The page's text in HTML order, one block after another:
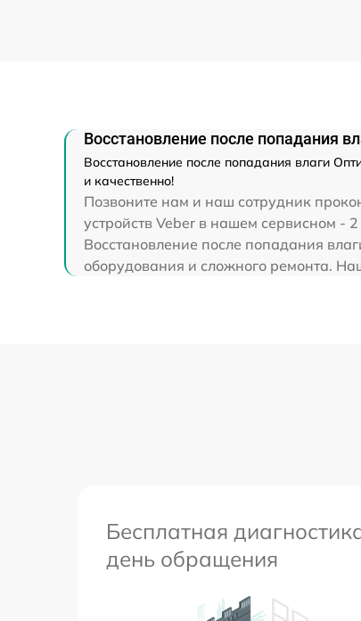
Восстановление после попадания
Восстановление после попадания влаги
и качественно!
Позвоните нам и наш сотрудник
устройств Veber в нашем сервисном - 2
Восстановление после попадания
оборудования и сложного ремонта.
Бесплатная
день обращения